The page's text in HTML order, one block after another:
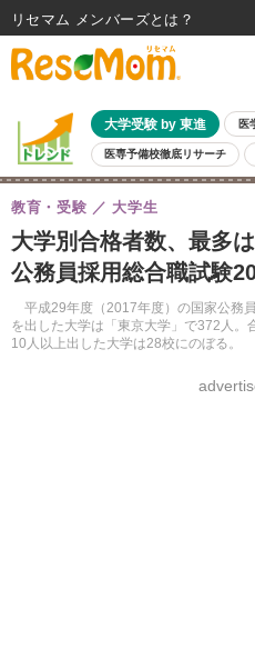
大学受験 by 東進 医
医専予備校徹底リサーチ
親子で考える大学選び 高校受験
共通テスト 夏休み
8月開催イベント・WS 全国公立高校 過
自由研究教材（小学生向け） 自由研究
大学別合格者数、最多
公務員採用総合職試験
平成29年度（2017年度）の国家公務
を出した大学は「東京大学」で372人。
10人以上出した大学は28校にのぼる。
教育・受験 大学生
リセマム メンバーズ